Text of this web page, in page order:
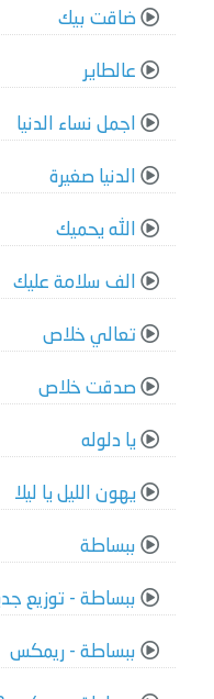
ضاقت بيك
عالطاير
اجمل نساء الدنيا
الدنيا صغيرة
الله يحميك
الف سلامة عليك
تعالي خلاص
صدقت خلاص
يا دلوله
يهون الليل يا ليلا
ببساطة
ببساطة - توزيع
ببساطة - ريمكس